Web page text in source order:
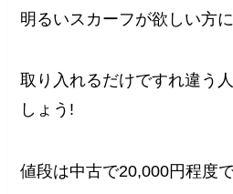
明るいスカーフが欲しい方
取り入れるだけですれ違う
しょう!
値段は中古で20,000円程度